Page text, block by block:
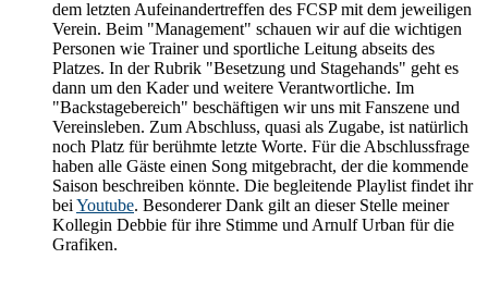
dem letzten Aufeinandertreffen des FCSP mit dem jeweiligen
Verein. Beim "Management" schauen wir auf die wichtigen
Personen wie Trainer und sportliche Leitung abseits des
Platzes. In der Rubrik "Besetzung und Stagehands" geht es
dann um den Kader und weitere Verantwortliche. Im
"Backstagebereich" beschäftigen wir uns mit Fanszene und
Vereinsleben. Zum Abschluss, quasi als Zugabe, ist natürlich
noch Platz für berühmte letzte Worte. Für die Abschlussfrage
haben alle Gäste einen Song mitgebracht, der die kommende
Saison beschreiben könnte. Die begleitende Playlist findet ihr
bei Youtube. Besonderer Dank gilt an dieser Stelle meiner
Kollegin Debbie für ihre Stimme und Arnulf Urban für die
Grafiken.